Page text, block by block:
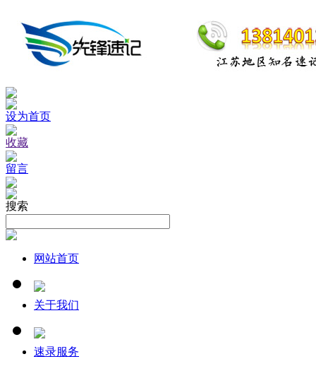
设为首页
收藏
留言
搜索
网站首页
关于我们
速录服务